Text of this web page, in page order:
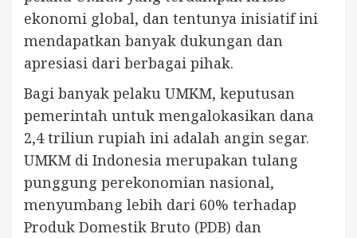
ekonomi global, dan tentunya inisiatif ini
mendapatkan banyak dukungan dan
apresiasi dari berbagai pihak.
Bagi banyak pelaku UMKM, keputusan
pemerintah untuk mengalokasikan dana
2,4 triliun rupiah ini adalah angin segar.
UMKM di Indonesia merupakan tulang
punggung perekonomian nasional,
menyumbang lebih dari 60% terhadap
Produk Domestik Bruto (PDB) dan